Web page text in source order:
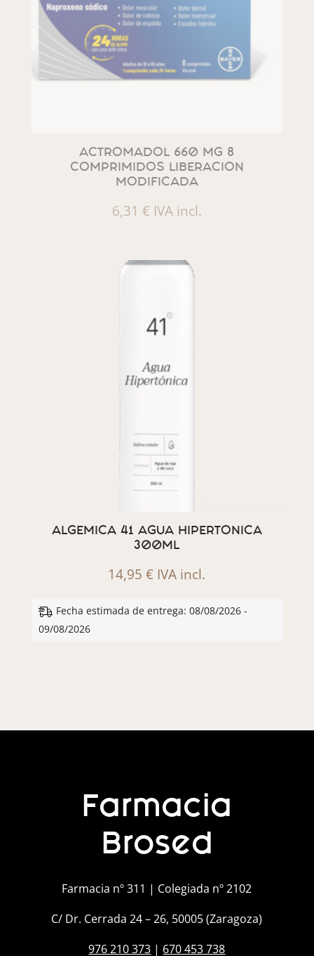
ACTROMADOL 660 MG 8
COMPRIMIDOS LIBERACION
MODIFICADA
6,31 € IVA incl.
ALGEMICA 41 AGUA HIPERTONICA
300ML
14,95€ IVA incl.
Fecha estimada de entrega: 08/08/2026 -
09/08/2026
Farmacia
Brosed
Farmacia nº 311 | Colegiada nº 2102
C/ Dr. Cerrada 24 – 26, 50005 (Zaragoza)
976 210 373 | 670 453 738